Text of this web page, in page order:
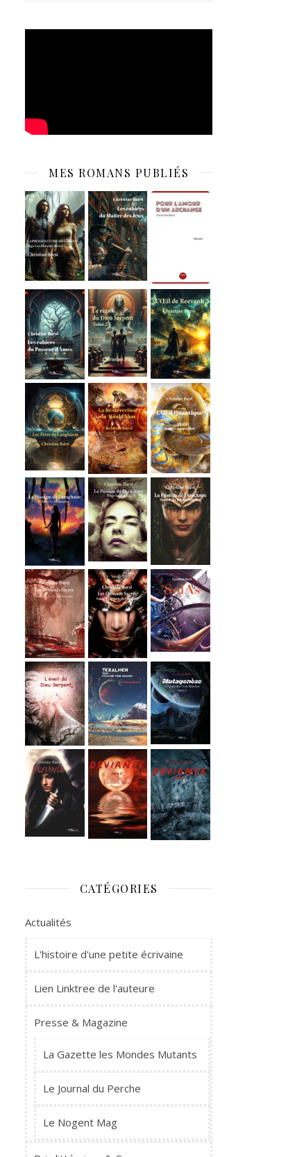
MES ROMANS PUBLIÉS
CATÉGORIES
Actualités
L'histoire d'une petite écrivaine
Lien Linktree de l'auteure
Presse & Magazine
La Gazette les Mondes Mutants
Le Journal du Perche
Le Nogent Mag